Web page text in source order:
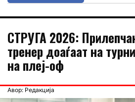
СТРУГА 2026:
тренер доаѓаат на
на плеј-оф
Авор: Редакција